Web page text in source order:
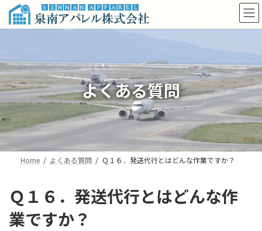
テ
へ
ス
キ
ッ
プ
ゲ
ョ
ン
に
移
動
よくある質問
Home よくある質問 Ｑ１６．発送代行とはどんな作業ですか？
Ｑ１６．発送代行とはどんな作
業ですか？